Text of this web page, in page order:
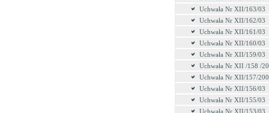
Uchwała Nr XII/163/03
Uchwała Nr XII/162/03
Uchwała Nr XII/161/03
Uchwała Nr XII/160/03
Uchwała Nr XII/159/03
Uchwała Nr XII /158 /
Uchwała Nr XII/157/
Uchwała Nr XII/156/03
Uchwała Nr XII/155/03
Uchwała Nr XII/153/03